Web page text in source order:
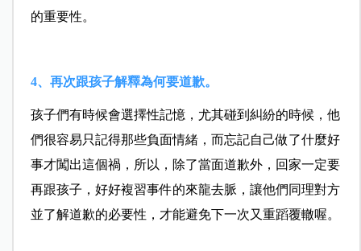
的重要性。
4、再次跟孩子解釋為何要道歉。
孩子們有時候會選擇性記憶，尤其碰到糾紛的時候，他
們很容易只記得那些負面情緒，而忘記自己做了什麼好
事才闖出這個禍，所以，除了當面道歉外，回家一定要
再跟孩子，好好複習事件的來龍去脈，讓他們同理對方
並了解道歉的必要性，才能避免下一次又重蹈覆轍喔。